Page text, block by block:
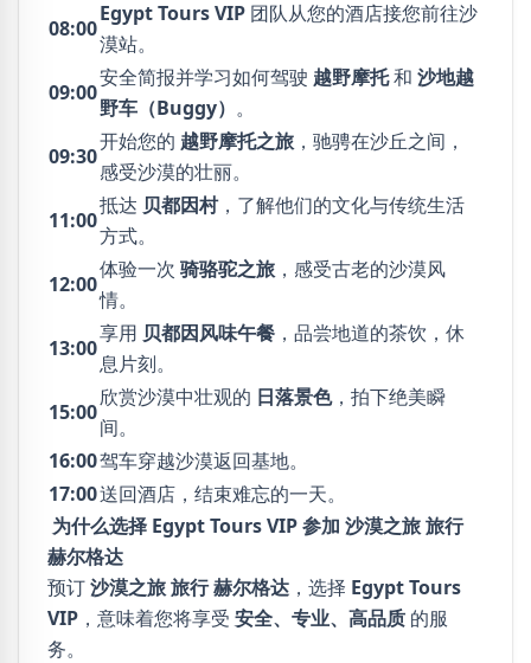
08:00
Egypt Tours VIP 团队从您的酒店接您前往沙
漠站。
09:00
安全简报并学习如何驾驶 越野摩托和 沙地越
野车（Buggy） 。
09:30
开始您的 越野摩托之旅 ，驰骋在沙丘之间，
感受沙漠的壮丽。
11:00
抵达 贝都因村，了解他们的文化与传统生活
方式。
12:00
体验一次 骑骆驼之旅 ，感受古老的沙漠风
情。
13:00
享用 贝都因风味午餐 ，品尝地道的茶饮，休
息片刻。
15:00
欣赏沙漠中壮观的 日落景色，拍下绝美瞬
间。
16:00驾车穿越沙漠返回基地。
17:00送回酒店，结束难忘的一天。
为什么选择 Egypt Tours VIP 参加 沙漠之旅 旅行
赫尔格达
预订沙漠之旅 旅行 赫尔格达 ，选择 Egypt Tours
VIP ，意味着您将享受 安全、专业、高品质 的服
务。